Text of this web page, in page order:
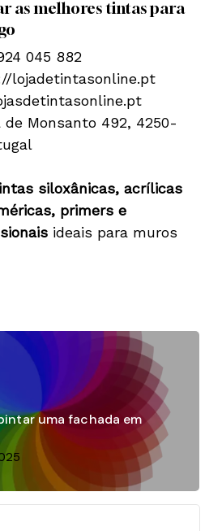
as melhores tintas para
045 882
lojadetintasonline.pt
de Monsanto 492, 4250-
siloxânicas, acrílicas
primers e
ideais para muros
uma fachada em